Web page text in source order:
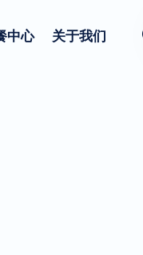
中心 关于我们